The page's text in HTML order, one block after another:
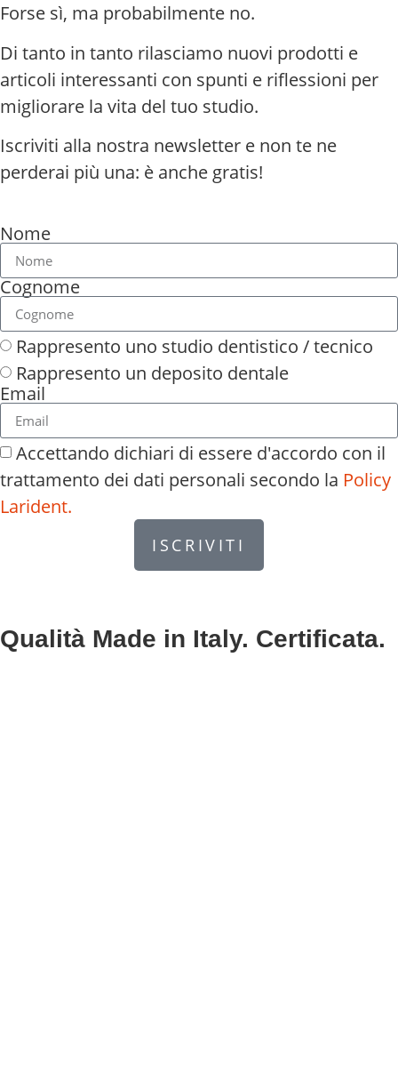
Forse sì, ma probabilmente no.
Di tanto in tanto rilasciamo nuovi prodotti e
articoli interessanti con spunti e riflessioni per
migliorare la vita del tuo studio.
Iscriviti alla nostra newsletter e non te ne
perderai più una: è anche gratis!
Nome
Cognome
Rappresento uno studio dentistico / tecnico
Rappresento un deposito dentale
Email
Accettando dichiari di essere d'accordo con il
trattamento dei dati personali secondo la Policy
Larident.
ISCRIVITI
Qualità Made in Italy. Certificata.